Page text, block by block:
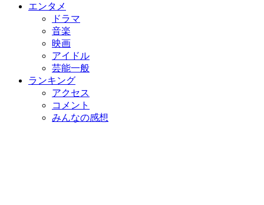
エンタメ
ドラマ
音楽
映画
アイドル
芸能一般
ランキング
アクセス
コメント
みんなの感想